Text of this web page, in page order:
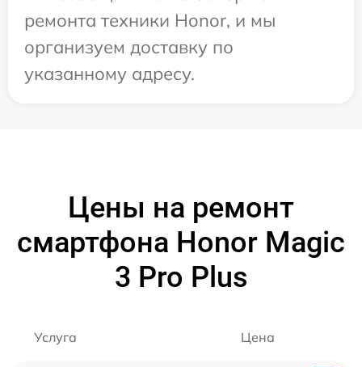
ремонта техники Honor, и мы
организуем доставку по
указанному адресу.
Цены на ремонт
смартфона Honor Magic
3 Pro Plus
Услуга Цена